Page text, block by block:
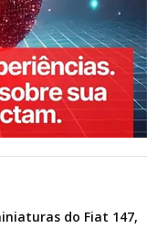
do Fiat 147,